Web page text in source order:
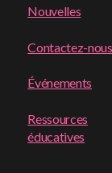
Nouvelles
Contactez-nous
Événements
Ressources
éducatives